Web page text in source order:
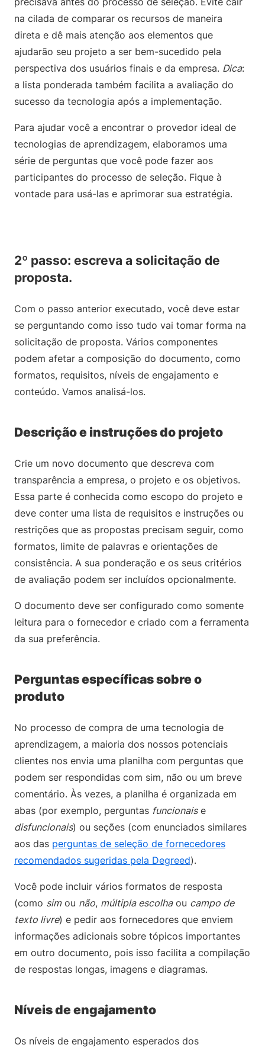
na cilada de comparar os recursos de maneira
direta e dê mais atenção aos elementos que
ajudarão seu projeto a ser bem-sucedido pela
perspectiva dos usuários finais e da empresa. Dica:
a lista ponderada também facilita a avaliação do
sucesso da tecnologia após a implementação.
Para ajudar você a encontrar o provedor ideal de
tecnologias de aprendizagem, elaboramos uma
série de perguntas que você pode fazer aos
participantes do processo de seleção. Fique à
vontade para usá-las e aprimorar sua estratégia.
2º passo: escreva a solicitação de
proposta.
Com o passo anterior executado, você deve estar
se perguntando como isso tudo vai tomar forma na
solicitação de proposta. Vários componentes
podem afetar a composição do documento, como
formatos, requisitos, níveis de engajamento e
conteúdo. Vamos analisá-los.
Descrição e instruções do projeto
Crie um novo documento que descreva com
transparência a empresa, o projeto e os objetivos.
Essa parte é conhecida como escopo do projeto e
deve conter uma lista de requisitos e instruções ou
restrições que as propostas precisam seguir, como
formatos, limite de palavras e orientações de
consistência. A sua ponderação e os seus critérios
de avaliação podem ser incluídos opcionalmente.
O documento deve ser configurado como somente
leitura para o fornecedor e criado com a ferramenta
da sua preferência.
Perguntas específicas sobre o
produto
No processo de compra de uma tecnologia de
aprendizagem, a maioria dos nossos potenciais
clientes nos envia uma planilha com perguntas que
podem ser respondidas com sim, não ou um breve
comentário. Às vezes, a planilha é organizada em
abas (por exemplo, perguntas funcionaise
disfuncionais) ou seções (com enunciados similares
aos das perguntas de seleção de fornecedores
recomendados sugeridas pela Degreed).
Você pode incluir vários formatos de resposta
(como simou não, múltipla escolhaou campo de
texto livre) e pedir aos fornecedores que enviem
informações adicionais sobre tópicos importantes
em outro documento, pois isso facilita a compilação
de respostas longas, imagens e diagramas.
Níveis de engajamento
Os níveis de engajamento esperados dos